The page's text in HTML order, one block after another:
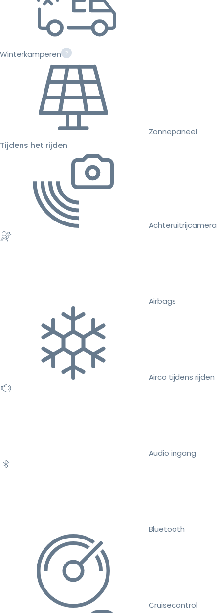
Winterkamperen
Zonnepaneel
Tijdens het rijden
Achteruitrijcamera
Airbags
Airco tijdens rijden
Audio ingang
Bluetooth
Cruisecontrol